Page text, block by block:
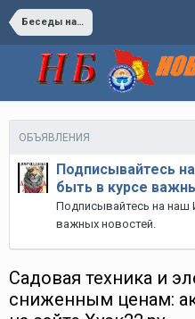
Беседы на разные темы
ОБЪЯВЛЕНИЯ
Подписывайтесь
быть в курсе
Подписывайтесь на наш
важных новостей.
Садовая техника и
сниженным ценам: